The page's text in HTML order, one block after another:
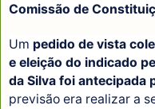
Comissão de
Um pedido de vista
e eleição do indicado
da Silva foi antecipada
previsão era realizar a